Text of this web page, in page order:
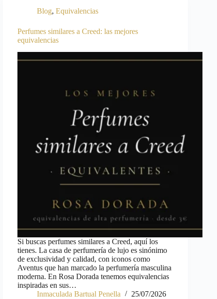
Blog, Equivalencias
Perfumes similares a Creed: las mejores
equivalencias
Si buscas perfumes similares a Creed, aquí los
tienes. La casa de perfumería de lujo es sinónimo
de exclusividad y calidad, con iconos como
Aventus que han marcado la perfumería masculina
moderna. En Rosa Dorada tenemos equivalencias
inspiradas en sus…
Inmaculada Bartual Penella
25/07/2026